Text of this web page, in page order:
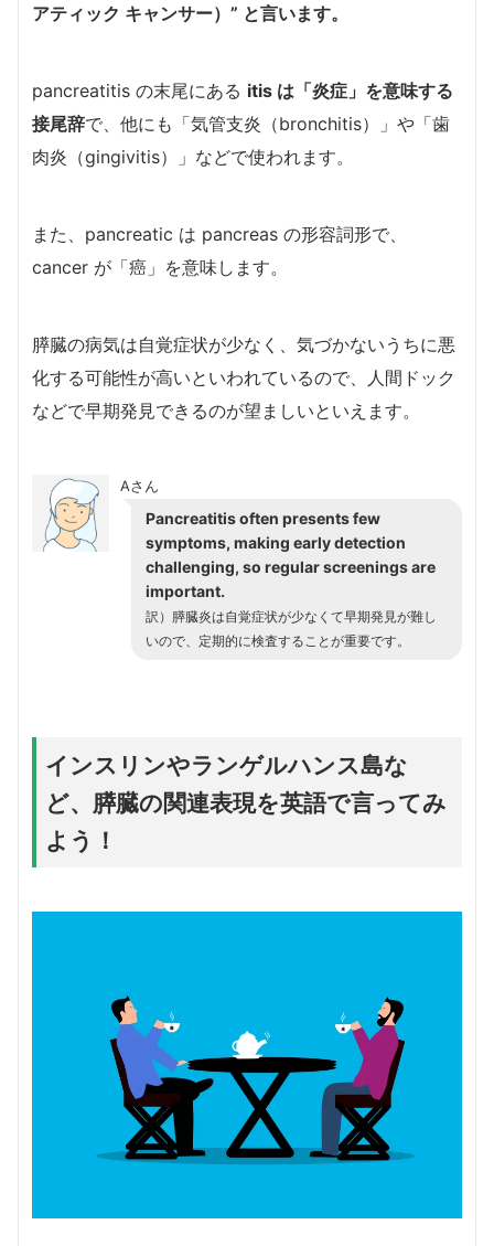
アティック キャンサー）” と言います。
pancreatitis の末尾にある itis は「炎症」を意味する
接尾辞で、他にも「気管支炎（bronchitis）」や「歯
肉炎（gingivitis）」などで使われます。
また、pancreatic は pancreas の形容詞形で、
cancer が「癌」を意味します。
膵臓の病気は自覚症状が少なく、気づかないうちに悪
化する可能性が高いといわれているので、人間ドック
などで早期発見できるのが望ましいといえます。
Aさん
Pancreatitis often presents few
symptoms, making early detection
challenging, so regular screenings are
important.
訳）膵臓炎は自覚症状が少なくて早期発見が難し
いので、定期的に検査することが重要です。
インスリンやランゲルハンス島な
ど、膵臓の関連表現を英語で言ってみ
よう！